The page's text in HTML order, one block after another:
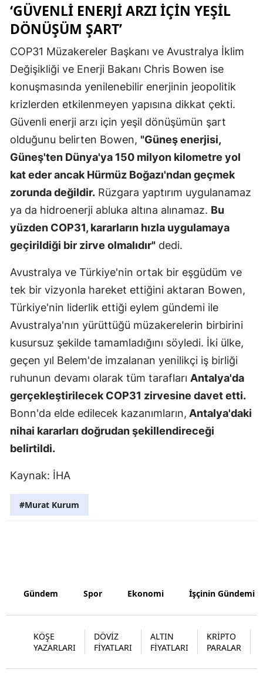
Trabzon
Tunceli
Uşak
Van
Yozgat
Zonguldak
Aksaray
Kırıkkale
Batman
Şırnak
Bartın
Ardahan
Iğdır
‘GÜVENLI ENERJI ARZI IÇIN YEŞIL
DÖNÜŞÜM ŞART’
COP31 Müzakereler Başkanı ve Avustralya İklim
Değişikliği ve Enerji Bakanı Chris Bowen ise
konuşmasında yenilenebilir enerjinin jeopolitik
krizlerden etkilenmeyen yapısına dikkat çekti.
Güvenli enerji arzı için yeşil dönüşümün şart
olduğunu belirten Bowen, "Güneş enerjisi,
Güneş'ten Dünya'ya 150 milyon kilometre yol
kat eder ancak Hürmüz Boğazı'ndan geçmek
zorunda değildir. Rüzgara yaptırım uygulanamaz
ya da hidroenerji abluka altına alınamaz. Bu
yüzden COP31, kararların hızla uygulamaya
geçirildiği bir zirve olmalıdır" dedi.
Avustralya ve Türkiye'nin ortak bir eşgüdüm ve
tek bir vizyonla hareket ettiğini aktaran Bowen,
Türkiye'nin liderlik ettiği eylem gündemi ile
Avustralya'nın yürüttüğü müzakerelerin birbirini
kusursuz şekilde tamamladığını söyledi. İki ülke,
geçen yıl Belem'de imzalanan yenilikçi iş birliği
ruhunun devamı olarak tüm tarafları Antalya'da
gerçekleştirilecek COP31 zirvesine davet etti.
Bonn'da elde edilecek kazanımların, Antalya'daki
nihai kararları doğrudan şekillendireceği
belirtildi.
Kaynak: İHA
#Murat Kurum
Gündem Spor Ekonomi İşçinin Gündemi
KÖŞE
YAZARLARI
DÖVİZ
FİYATLARI
ALTIN
FİYATLARI
KRİPTO
PARALAR